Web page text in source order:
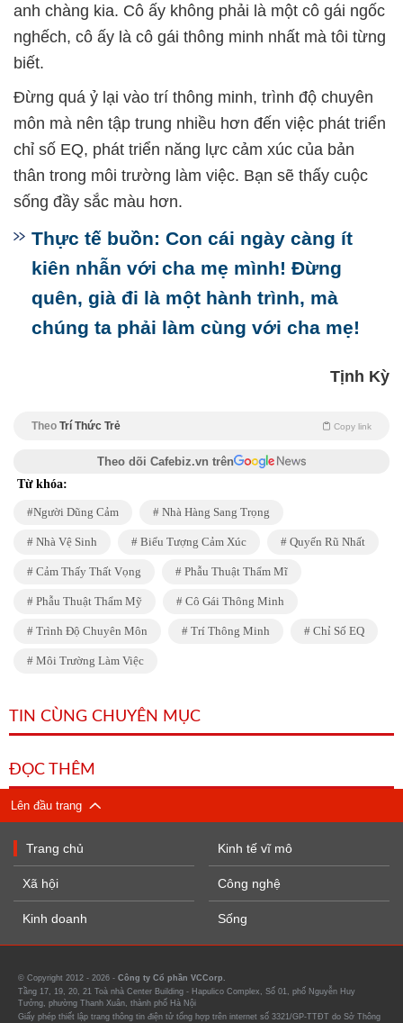
anh chàng kia. Cô ấy không phải là một cô gái ngốc
nghếch, cô ấy là cô gái thông minh nhất mà tôi từng
biết.
Đừng quá ỷ lại vào trí thông minh, trình độ chuyên
môn mà nên tập trung nhiều hơn đến việc phát triển
chỉ số EQ, phát triển năng lực cảm xúc của bản
thân trong môi trường làm việc. Bạn sẽ thấy cuộc
sống đầy sắc màu hơn.
Thực tế buồn: Con cái ngày càng ít
kiên nhẫn với cha mẹ mình! Đừng
quên, già đi là một hành trình, mà
chúng ta phải làm cùng với cha mẹ!
Tịnh Kỳ
Theo Trí Thức Trẻ Copy link
Theo dõi Cafebiz.vn trên
Từ khóa:
Người Dũng Cảm Nhà Hàng Sang Trọng
Nhà Vệ Sinh Biểu Tượng Cảm Xúc Quyến Rũ Nhất
Cảm Thấy Thất Vọng Phẫu Thuật Thẩm Mĩ
Phẫu Thuật Thẩm Mỹ Cô Gái Thông Minh
Trình Độ Chuyên Môn Trí Thông Minh Chỉ Số EQ
Môi Trường Làm Việc
TIN CÙNG CHUYÊN MỤC
ĐỌC THÊM
Lên đầu trang
Trang chủ
Xã hội
Kinh doanh
Kinh tế vĩ mô
Công nghệ
Sống
© Copyright 2012 - 2026 - Công ty Cổ phần VCCorp.
Tầng 17, 19, 20, 21 Toà nhà Center Building - Hapulico Complex, Số 01, phố Nguyễn Huy
Tưởng, phường Thanh Xuân, thành phố Hà Nội
Giấy phép thiết lập trang thông tin điện tử tổng hợp trên internet số 3321/GP-TTĐT do Sở Thông